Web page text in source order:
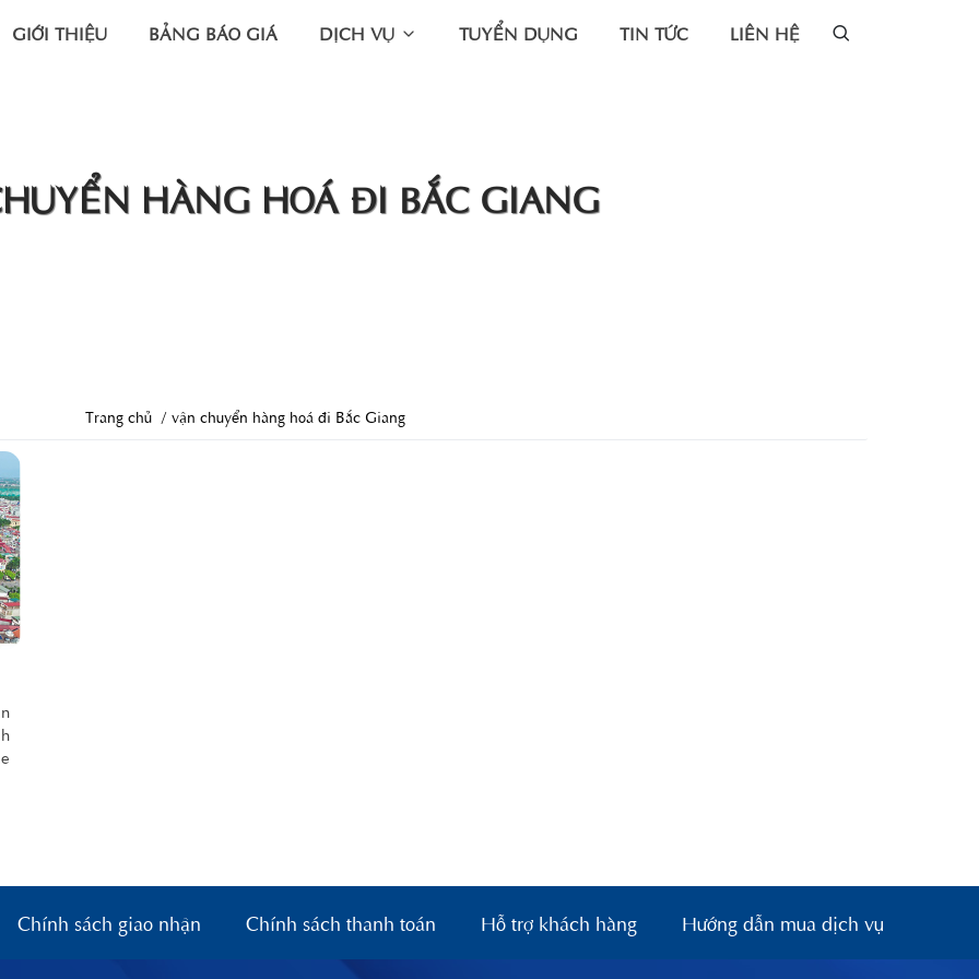
GIỚI THIỆU BẢNG BÁO GIÁ DỊCH VỤ TUYỂN DỤNG TIN TỨC LIÊN HỆ
HÀNG HOÁ ĐI BẮC GIANG
Trang chủ vận chuyển hàng hoá đi Bắc Giang
Chính sách giao nhận Chính sách thanh toán Hỗ trợ khách hàng Hướng dẫn mua dịch vụ